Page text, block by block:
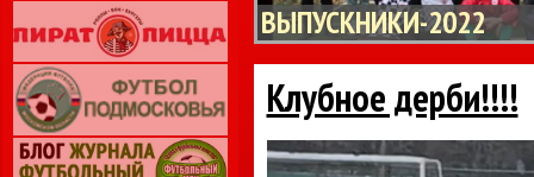
ВЫПУСКНИКИ-2022
Клубное дерби!!!!